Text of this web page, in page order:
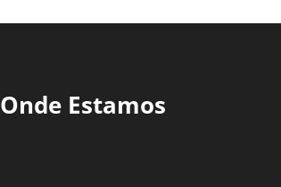
Onde Estamos